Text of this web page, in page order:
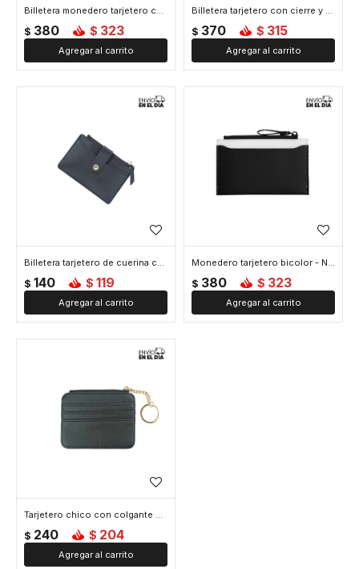
Billetera monedero tarjetero cuerina - Negro
$ 380 $ 323
Billetera tarjetero con cierre y broche - Negro
$ 370 $ 315
Billetera tarjetero de cuerina con botón - Negro
$ 140 $ 119
Monedero tarjetero bicolor - Negro
$ 380 $ 323
Tarjetero chico con colgante de llavero - Negro
$ 240 $ 204